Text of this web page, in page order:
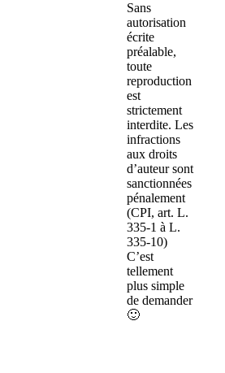
Sans
autorisation
écrite
préalable,
toute
reproduction
est
strictement
interdite. Les
infractions
aux droits
d’auteur sont
sanctionnées
pénalement
(CPI, art. L.
335-1 à L.
335-10)
C’est
tellement
plus simple
de demander
🙂